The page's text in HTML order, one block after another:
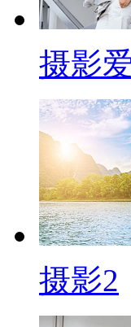
摄影
摄影2